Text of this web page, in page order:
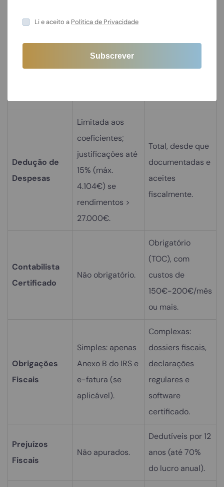
Limite de
Até 200.000€
anuais.
Dedução de
Despesas
Limitada aos
coeficientes;
justificações até
15% (máx.
4.104€) se
rendimentos >
27.000€.
Total, desde que
documentadas e
aceites
fiscalmente.
Contabilista
Certificado
Não obrigatório.
Obrigatório
(TOC), com
custos de
150€-200€/mês
ou mais.
Obrigações
Fiscais
Simples: apenas
Anexo B do IRS e
e-fatura (se
aplicável).
Complexas:
dossiers fiscais,
declarações
regulares e
software
certificado.
Prejuízos
Fiscais
Não apurados.
Dedutíveis por 12
anos (até 70%
do lucro anual).
Li e aceito a Política de Privacidade